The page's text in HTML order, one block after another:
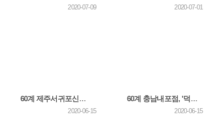
2020-07-09 2020-07-01
60계 제주서귀포신시가지점, 지역 독거노인에 사랑의 치킨나눔 봉사활동
2020-06-15
60계 충남내포점, '덕산 고아원'에 사랑의 치킨나눔 봉사활동
2020-06-15